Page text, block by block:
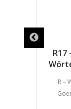
R17
R –